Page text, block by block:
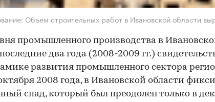
Объем строительных работ в Ивановской области
промышленного производства в
два года (2008-2009 гг.)
развития промышленного сектора
2008 года, в Ивановской области
спад, который был преодолен только в